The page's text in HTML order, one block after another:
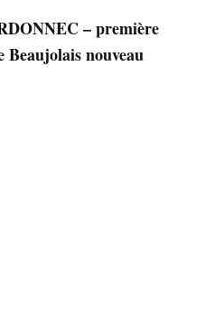
– première
Beaujolais nouveau